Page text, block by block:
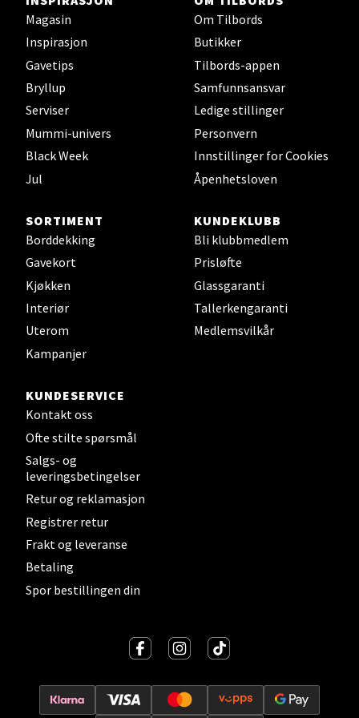
Magasin
Inspirasjon
Gavetips
Bryllup
Serviser
Mummi-univers
Black Week
Jul
Om Tilbords
Butikker
Tilbords-appen
Samfunnsansvar
Ledige stillinger
Personvern
Innstillinger for Cookies
Åpenhetsloven
SORTIMENT
Borddekking
Gavekort
Kjøkken
Interiør
Uterom
Kampanjer
KUNDEKLUBB
Bli klubbmedlem
Prisløfte
Glassgaranti
Tallerkengaranti
Medlemsvilkår
KUNDESERVICE
Kontakt oss
Ofte stilte spørsmål
Salgs- og
leveringsbetingelser
Retur og reklamasjon
Registrer retur
Frakt og leveranse
Betaling
Spor bestillingen din
0 i butikk
Oslo - Thon Senter Storo
Vitaminveien 7 - 9, 0485 Oslo
0 i butikk
Lillehammer - Strandtorget
Åpent i dag 09-20
Strømmen - Thon Senter Strømmen
Støperivn. 5, 2010 Strømmen